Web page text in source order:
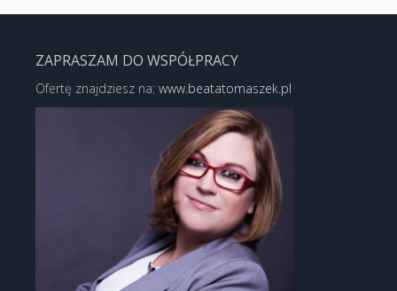
ZAPRASZAM DO WSPÓŁPRACY
Ofertę znajdziesz na: www.beatatomaszek.pl